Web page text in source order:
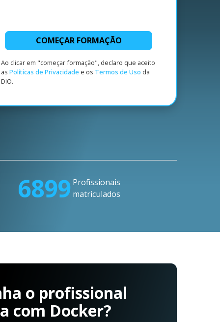
COMEÇAR FORMAÇÃO
Ao clicar em "começar formação", declaro que aceito
as Políticas de Privacidade e os Termos de Uso da
DIO.
6899 Profissionais
matriculados
o profissional
com Docker?